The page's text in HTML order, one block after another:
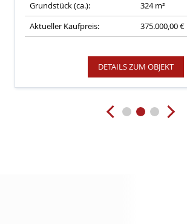
Grundstück (ca.):
324 m²
Aktueller Kaufpreis:
375.000,00 €
DETAILS ZUM OBJEKT